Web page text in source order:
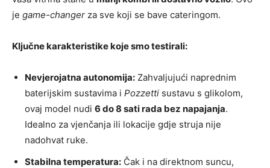
je game-changer za sve koji se bave cateringom.
Ključne karakteristike koje smo testirali:
Nevjerojatna autonomija: Zahvaljujući naprednim
baterijskim sustavima i Pozzetti sustavu s glikolom,
ovaj model nudi 6 do 8 sati rada bez napajanja.
Idealno za vjenčanja ili lokacije gdje struja nije
nadohvat ruke.
Stabilna temperatura: Čak i na direktnom suncu,